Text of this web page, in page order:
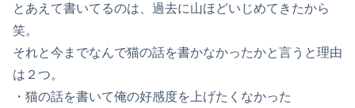
とあえて書いてるのは、過去に山ほどいじめてきたから
笑。
それと今までなんで猫の話を書かなかったかと言うと理由
は２つ。
・猫の話を書いて俺の好感度を上げたくなかった